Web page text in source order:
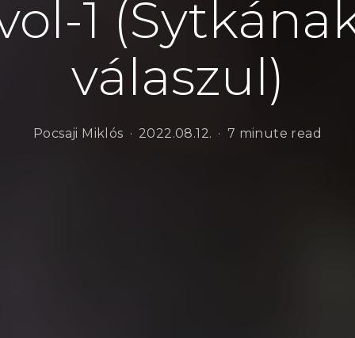
1
válaszul)
Pocsaji Miklós 2022.08.12. 7 minute read